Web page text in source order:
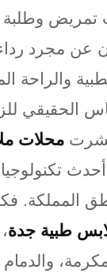
تمريض وطلبة
عن مجرد
والراحة
الحقيقي
محلات
المملكة.
طبية جدة